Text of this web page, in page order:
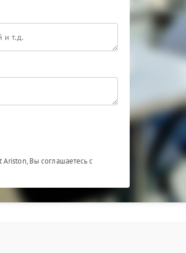
Ariston, Вы соглашаетесь с